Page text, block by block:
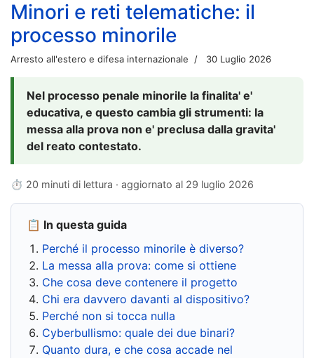
Minori e reti telematiche: il
processo minorile
Arresto all'estero e difesa internazionale 30 Luglio 2026
Nel processo penale minorile la finalita' e'
educativa, e questo cambia gli strumenti: la
messa alla prova non e' preclusa dalla gravita'
del reato contestato.
⏱ 20 minuti di lettura · aggiornato al 29 luglio 2026
📋 In questa guida
Perché il processo minorile è diverso?
La messa alla prova: come si ottiene
Che cosa deve contenere il progetto
Chi era davvero davanti al dispositivo?
Perché non si tocca nulla
Cyberbullismo: quale dei due binari?
Quanto dura, e che cosa accade nel